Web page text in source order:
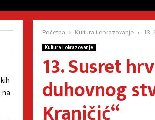
Početna Kultura i obrazovanje 13.
Kultura i obrazovanje
13. Susret
duhovnog
na